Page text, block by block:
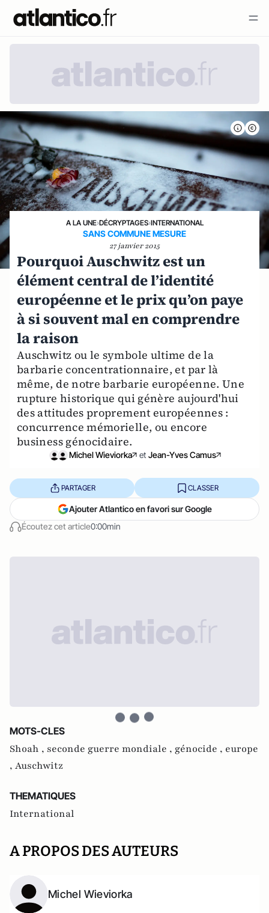
A LA UNE›DÉCRYPTAGES›INTERNATIONAL
SANS COMMUNE MESURE
27 janvier 2015
Pourquoi Auschwitz est un
élément central de l’identité
européenne et le prix qu’on paye
à si souvent mal en comprendre
la raison
Auschwitz ou le symbole ultime de la
barbarie concentrationnaire, et par là
même, de notre barbarie européenne. Une
rupture historique qui génère aujourd'hui
des attitudes proprement européennes :
concurrence mémorielle, ou encore
business génocidaire.
Michel Wieviorka et Jean-Yves Camus
Écoutez cet article0:00min
PARTAGER CLASSER
Ajouter Atlantico en favori sur Google
MOTS-CLES
Shoah , seconde guerre mondiale , génocide , europe
, Auschwitz
THEMATIQUES
International
A PROPOS DES AUTEURS
Michel Wieviorka